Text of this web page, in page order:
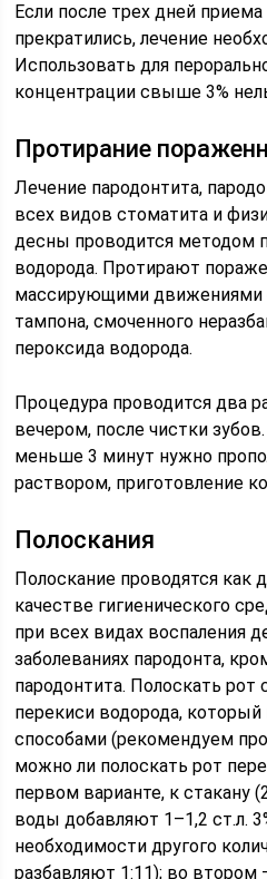
Если после трех дней
прекратились, лечение
Использовать для
концентрации свыше 3%
Протирание
Лечение пародонтита,
всех видов стоматита и
десны проводится методом
водорода. Протирают
массирующими движениями
тампона, смоченного
пероксида водорода.
Процедура проводится два
вечером, после чистки
меньше 3 минут нужно
раствором, приготовление
Полоскания
Полоскание проводятся как
качестве гигиенического
при всех видах воспаления
заболеваниях пародонта,
пародонтита. Полоскать рот
перекиси водорода,
способами (рекомендуем
можно ли полоскать рот
первом варианте, к стакану
воды добавляют 1–1,2 ст.л.
необходимости другого
разбавляют 1:11); во втором